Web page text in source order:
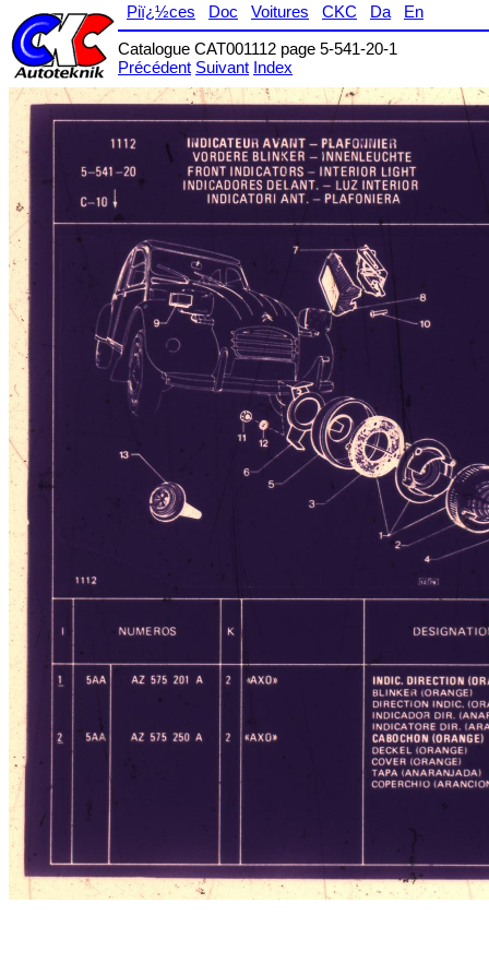
Piï¿½ces Doc Voitures CKC Da
En
Catalogue CAT001112 page 5-541-20-1
Précédent Suivant Index